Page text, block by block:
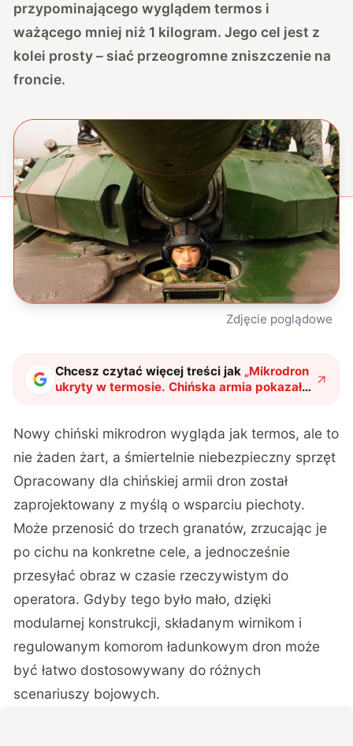
przypominającego wyglądem termos i
ważącego mniej niż 1 kilogram. Jego cel jest z
kolei prosty – siać przeogromne zniszczenie na
froncie.
Zdjęcie poglądowe
Chcesz czytać więcej treści jak „Mikrodron
ukryty w termosie. Chińska armia pokazała
swój najnowszy wynalazek"?
Nowy chiński mikrodron wygląda jak termos, ale to
nie żaden żart, a śmiertelnie niebezpieczny sprzęt
Opracowany dla chińskiej armii dron został
zaprojektowany z myślą o wsparciu piechoty.
Może przenosić do trzech granatów, zrzucając je
po cichu na konkretne cele, a jednocześnie
przesyłać obraz w czasie rzeczywistym do
operatora. Gdyby tego było mało, dzięki
modularnej konstrukcji, składanym wirnikom i
regulowanym komorom ładunkowym dron może
być łatwo dostosowywany do różnych
scenariuszy bojowych.